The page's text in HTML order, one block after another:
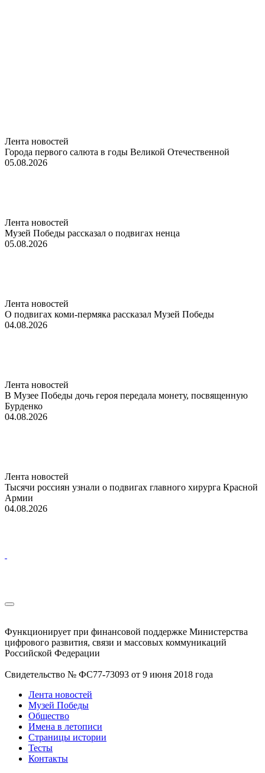
Лента новостей
Города первого салюта в годы Великой Отечественной
05.08.2026
Лента новостей
Музей Победы рассказал о подвигах ненца
05.08.2026
Лента новостей
О подвигах коми-пермяка рассказал Музей Победы
04.08.2026
Лента новостей
В Музее Победы дочь героя передала монету, посвященную
Бурденко
04.08.2026
Лента новостей
Тысячи россиян узнали о подвигах главного хирурга Красной
Армии
04.08.2026
Функционирует при финансовой поддержке Министерства
цифрового развития, связи и массовых коммуникаций
Российской Федерации
Свидетельство № ФС77-73093 от 9 июня 2018 года
Лента новостей
Музей Победы
Общество
Имена в летописи
Страницы истории
Тесты
Контакты